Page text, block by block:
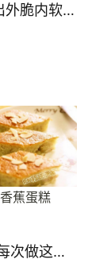
无需揉面，轻松做出外脆内软的恰巴塔扭扭棒，手残党们的福利来咯~
香蕉蛋糕
吃了十几年的配方❗️每次做这至少吃2碗